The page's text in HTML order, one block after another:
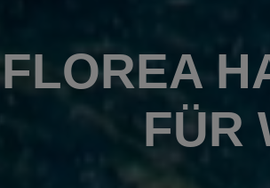
FLOREA
FÜR